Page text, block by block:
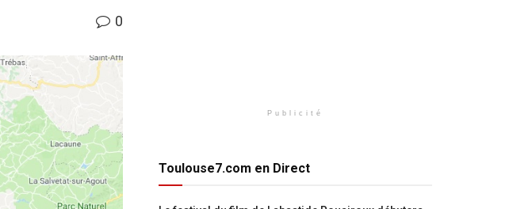
0
Publicité
Toulouse7.com en Direct